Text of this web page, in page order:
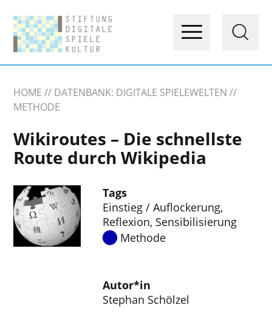
HOME
DATENBANK: DIGITALE SPIELEWELTEN
METHODE
Wikiroutes – Die schnellste
Route durch Wikipedia
Tags
Einstieg / Auflockerung,
Reflexion, Sensibilisierung
Methode
Autor*in
Stephan Schölzel